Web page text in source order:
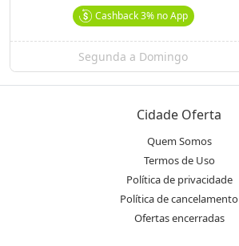
Cashback3%no App
Segunda a Domingo
Cidade Oferta
Quem Somos
Termos de Uso
Política de privacidade
Política de cancelamento
Ofertas encerradas